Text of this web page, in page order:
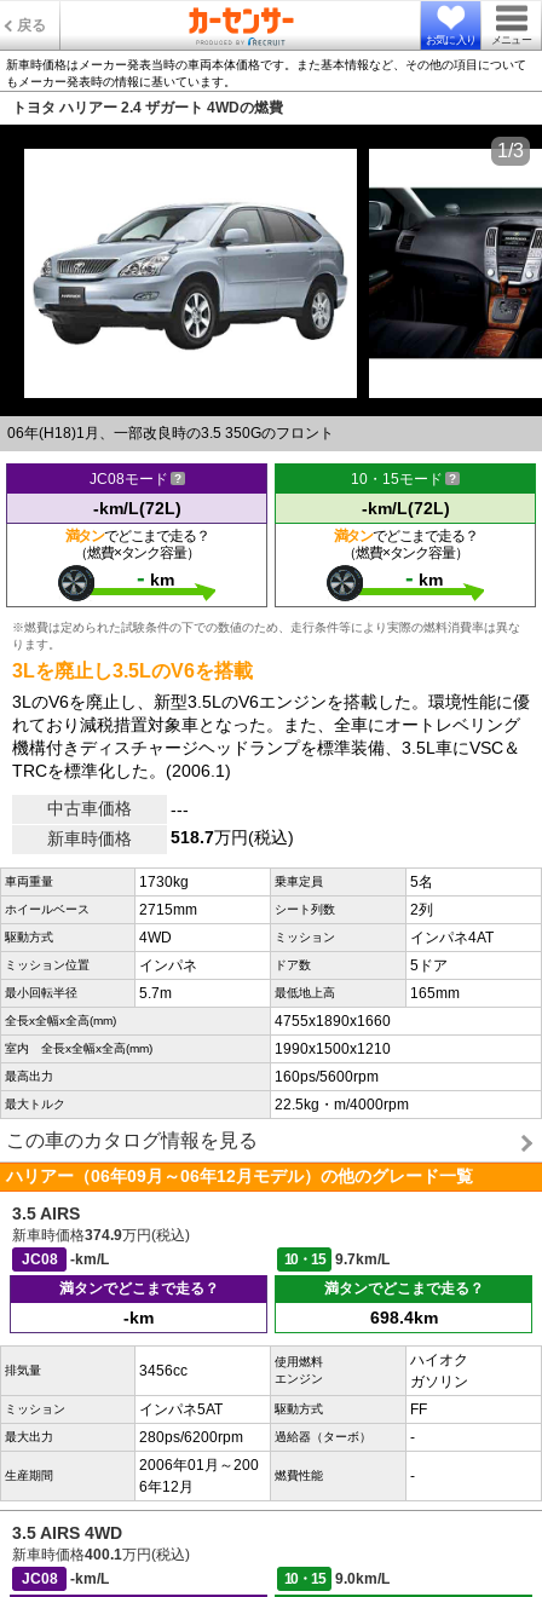
戻る
お気に入り メニュー
新車時価格はメーカー発表当時の車両本体価格です。また基本情報など、その他の項目について
もメーカー発表時の情報に基いています。
トヨタ ハリアー 2.4 ザガート 4WDの燃費
06年(H18)1月、一部改良時の3.5 350Gのフロント
1/3
JC08モード
-km/L(72L)
満タンでどこまで走る？
（燃費×タンク容量）
- km
10・15モード
-km/L(72L)
満タンでどこまで走る？
（燃費×タンク容量）
- km
※燃費は定められた試験条件の下での数値のため、走行条件等により実際の燃料消費率は異な
ります。
3Lを廃止し3.5LのV6を搭載
3LのV6を廃止し、新型3.5LのV6エンジンを搭載した。環境性能に優
れており減税措置対象車となった。また、全車にオートレベリング
機構付きディスチャージヘッドランプを標準装備、3.5L車にVSC＆
TRCを標準化した。(2006.1)
中古車価格
---
新車時価格
518.7万円(税込)
車両重量 1730kg 乗車定員 5名
ホイールベース 2715mm シート列数 2列
駆動方式 4WD ミッション インパネ4AT
ミッション位置 インパネ ドア数 5ドア
最小回転半径 5.7m 最低地上高 165mm
全長x全幅x全高(mm) 4755x1890x1660
室内 全長x全幅x全高(mm) 1990x1500x1210
最高出力 160ps/5600rpm
最大トルク 22.5kg・m/4000rpm
この車のカタログ情報を見る
ハリアー（06年09月～06年12月モデル）の他のグレード一覧
3.5 AIRS
新車時価格374.9万円(税込)
JC08
-km/L 10・15
9.7km/L
満タンでどこまで走る？
-km
満タンでどこまで走る？
698.4km
排気量 3456cc
使用燃料
エンジン
ハイオク
ガソリン
ミッション インパネ5AT 駆動方式 FF
最大出力 280ps/6200rpm 過給器（ターボ） -
生産期間
2006年01月～200
6年12月
燃費性能 -
3.5 AIRS 4WD
新車時価格400.1万円(税込)
JC08
-km/L 10・15
9.0km/L